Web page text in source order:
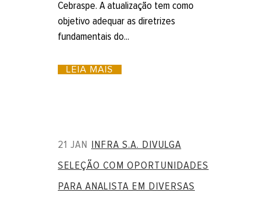
Cebraspe. A atualização tem como
objetivo adequar as diretrizes
fundamentais do...
LEIA MAIS
21 JAN
INFRA S.A. DIVULGA
SELEÇÃO COM OPORTUNIDADES
PARA ANALISTA EM DIVERSAS